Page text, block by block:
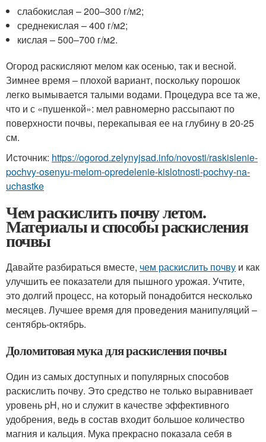
слабокислая – 200–300 г/м2;
среднекислая – 400 г/м2;
кислая – 500–700 г/м2.
Огород раскисляют мелом как осенью, так и весной.
Зимнее время – плохой вариант, поскольку порошок
легко вымывается талыми водами. Процедура все та же,
что и с «пушенкой»: мел равномерно рассыпают по
поверхности почвы, перекапывая ее на глубину в 20-25
см.
Источник: https://ogorod.zelynyjsad.info/novosti/raskislenie-
pochvy-osenyu-melom-opredelenie-kislotnosti-pochvy-na-
uchastke
Чем раскислить почву летом.
Материалы и способы раскисления
почвы
Давайте разбираться вместе, чем раскислить почву и как
улучшить ее показатели для пышного урожая. Учтите,
это долгий процесс, на который понадобится несколько
месяцев. Лучшее время для проведения манипуляций –
сентябрь-октябрь.
Доломитовая мука для раскисления почвы
Один из самых доступных и популярных способов
раскислить почву. Это средство не только выравнивает
уровень pH, но и служит в качестве эффективного
удобрения, ведь в состав входит большое количество
магния и кальция. Мука прекрасно показала себя в